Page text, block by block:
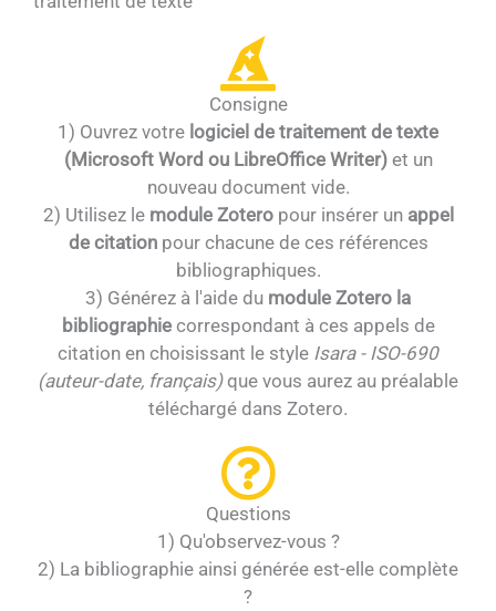
Consigne
1) Ouvrez votre logiciel de traitement de texte
(Microsoft Word ou LibreOffice Writer)et un
nouveau document vide.
2) Utilisez le module Zoteropour insérer un appel
de citationpour chacune de ces références
bibliographiques.
3) Générez à l'aide du module Zotero la
bibliographiecorrespondant à ces appels de
citation en choisissant le style Isara - ISO-690
(auteur-date, français)que vous aurez au préalable
téléchargé dans Zotero.
Questions
1) Qu'observez-vous ?
2) La bibliographie ainsi générée est-elle complète
?